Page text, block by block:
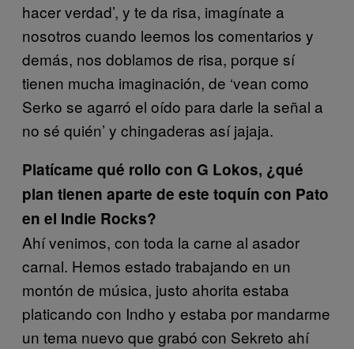
hacer verdad’, y te da risa, imagínate a
nosotros cuando leemos los comentarios y
demás, nos doblamos de risa, porque sí
tienen mucha imaginación, de ‘vean como
Serko se agarró el oído para darle la señal a
no sé quién’ y chingaderas así jajaja.
Platícame qué rollo con G Lokos, ¿qué
plan tienen aparte de este toquín con Pato
en el Indie Rocks?
Ahí venimos, con toda la carne al asador
carnal. Hemos estado trabajando en un
montón de música, justo ahorita estaba
platicando con Indho y estaba por mandarme
un tema nuevo que grabó con Sekreto ahí